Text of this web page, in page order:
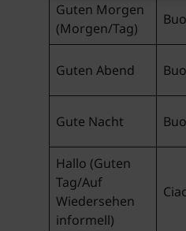
Guten Morgen
(Morgen/Tag)
Guten Abend
Gute Nacht
Hallo (Guten
Tag/Auf
Wiedersehen
informell)